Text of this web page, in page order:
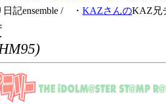
記ensemble / ・ KAZさんのKAZ兄